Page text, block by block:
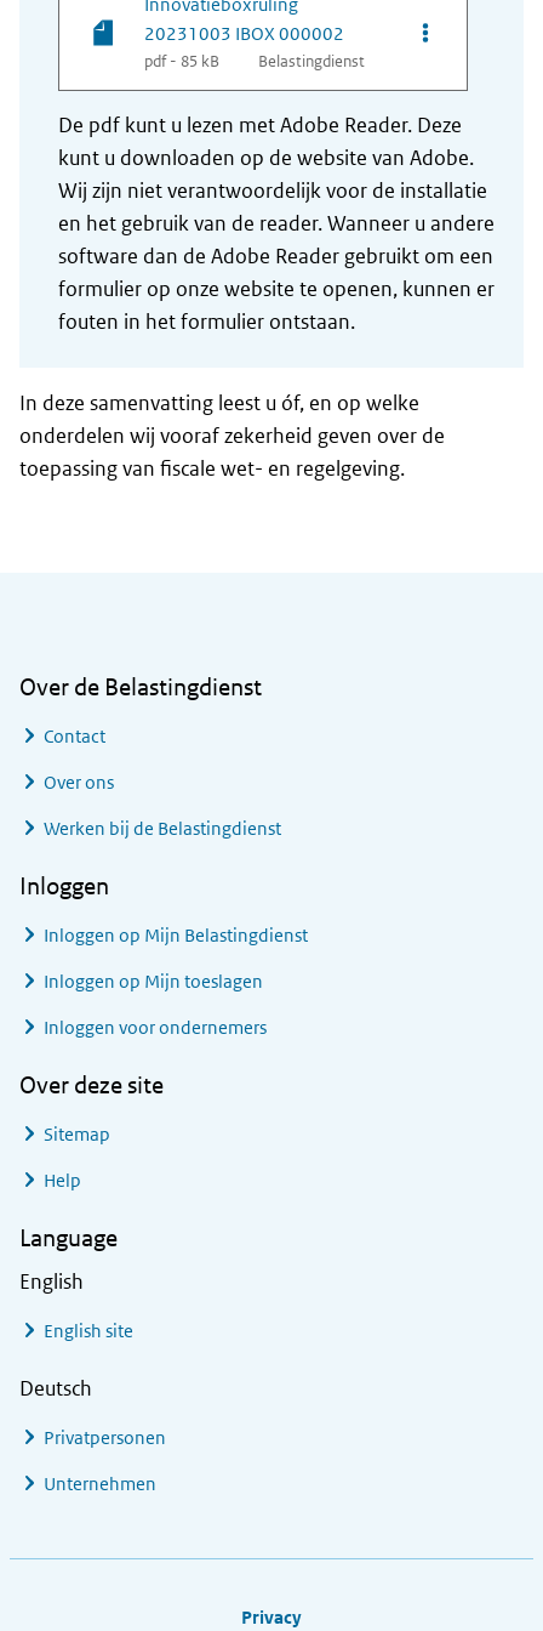
20231003 IBOX 000002
pdf - 85 kB Belastingdienst
Opties van
De pdf kunt u lezen met Adobe Reader. Deze
kunt u downloaden op de website van Adobe.
Wij zijn niet verantwoordelijk voor de installatie
en het gebruik van de reader. Wanneer u andere
software dan de Adobe Reader gebruikt om een
formulier op onze website te openen, kunnen er
fouten in het formulier ontstaan.
In deze samenvatting leest u óf, en op welke
onderdelen wij vooraf zekerheid geven over de
toepassing van fiscale wet- en regelgeving.
Over de Belastingdienst
Contact
Over ons
Werken bij de Belastingdienst
Inloggen
Inloggen op Mijn Belastingdienst
Inloggen op Mijn toeslagen
Inloggen voor ondernemers
Over deze site
Sitemap
Help
Language
English
English site
Deutsch
Privatpersonen
Unternehmen
Privacy